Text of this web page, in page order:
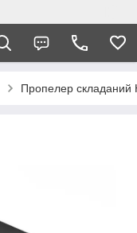
Пропелер складаний